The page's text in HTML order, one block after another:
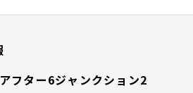
アフター6ジャンクション2